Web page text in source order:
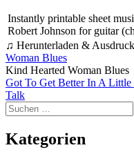
Instantly printable sheet
Robert Johnson for guitar
♫ Herunterladen &
Woman Blues
Kind Hearted Woman Blues
Got To Get Better In A
Talk
Suchen
nach:
Kategorien